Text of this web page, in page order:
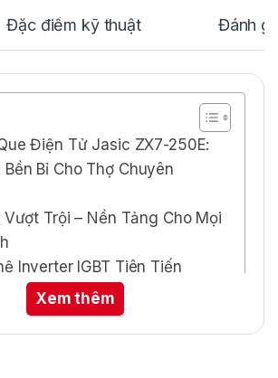
Đặc điểm kỹ thuật Đánh
Điện Tử Jasic ZX7-250E:
Bỉ Cho Thợ Chuyên
Vượt Trội – Nền Tảng Cho Mọi
Inverter IGBT Tiên Tiến
Bỉ, Tối Ưu Cho Người Dùng
Đa Dạng Trong Công Nghiệp
Xem thêm